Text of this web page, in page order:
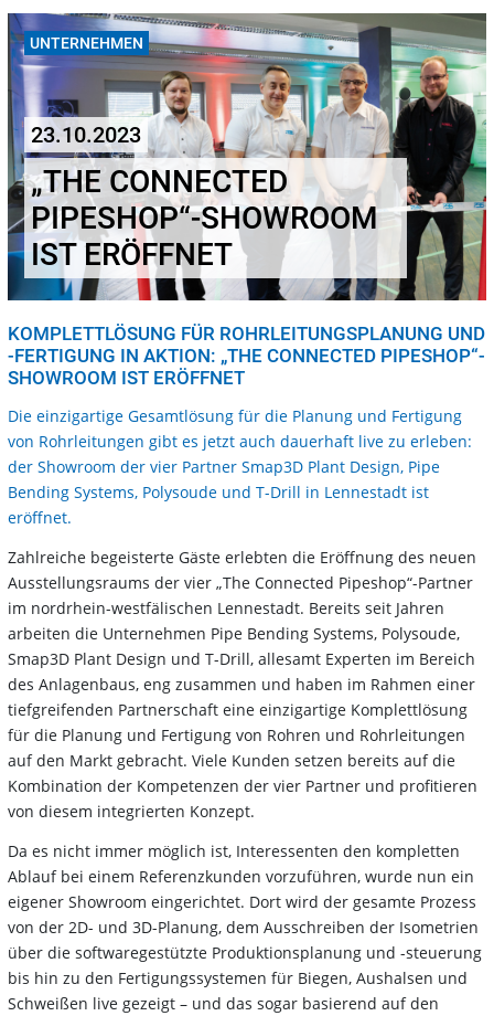
UNTERNEHMEN
23.10.2023
„THE CONNECTED
PIPESHOP“-SHOWROOM
IST ERÖFFNET
KOMPLETTLÖSUNG FÜR ROHRLEITUNGSPLANUNG UND
-FERTIGUNG IN AKTION: „THE CONNECTED PIPESHOP“-
SHOWROOM IST ERÖFFNET
Die einzigartige Gesamtlösung für die Planung und Fertigung
von Rohrleitungen gibt es jetzt auch dauerhaft live zu erleben:
der Showroom der vier Partner Smap3D Plant Design, Pipe
Bending Systems, Polysoude und T-Drill in Lennestadt ist
eröffnet.
Zahlreiche begeisterte Gäste erlebten die Eröffnung des neuen
Ausstellungsraums der vier „The Connected Pipeshop“-Partner
im nordrhein-westfälischen Lennestadt. Bereits seit Jahren
arbeiten die Unternehmen Pipe Bending Systems, Polysoude,
Smap3D Plant Design und T-Drill, allesamt Experten im Bereich
des Anlagenbaus, eng zusammen und haben im Rahmen einer
tiefgreifenden Partnerschaft eine einzigartige Komplettlösung
für die Planung und Fertigung von Rohren und Rohrleitungen
auf den Markt gebracht. Viele Kunden setzen bereits auf die
Kombination der Kompetenzen der vier Partner und profitieren
von diesem integrierten Konzept.
Da es nicht immer möglich ist, Interessenten den kompletten
Ablauf bei einem Referenzkunden vorzuführen, wurde nun ein
eigener Showroom eingerichtet. Dort wird der gesamte Prozess
von der 2D- und 3D-Planung, dem Ausschreiben der Isometrien
über die softwaregestützte Produktionsplanung und -steuerung
bis hin zu den Fertigungssystemen für Biegen, Aushalsen und
Schweißen live gezeigt – und das sogar basierend auf den